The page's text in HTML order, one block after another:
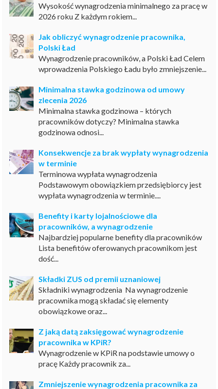
Wysokość wynagrodzenia minimalnego za pracę w
2026 roku Z każdym rokiem...
Jak obliczyć wynagrodzenie pracownika,
Polski Ład
Wynagrodzenie pracowników, a Polski Ład Celem
wprowadzenia Polskiego Ładu było zmniejszenie...
Minimalna stawka godzinowa od umowy
zlecenia 2026
Minimalna stawka godzinowa – których
pracowników dotyczy? Minimalna stawka
godzinowa odnosi...
Konsekwencje za brak wypłaty wynagrodzenia
w terminie
Terminowa wypłata wynagrodzenia
Podstawowym obowiązkiem przedsiębiorcy jest
wypłata wynagrodzenia w terminie....
Benefity i karty lojalnościowe dla
pracowników, a wynagrodzenie
Najbardziej popularne benefity dla pracowników
Lista benefitów oferowanych pracownikom jest
dość...
Składki ZUS od premii uznaniowej
Składniki wynagrodzenia Na wynagrodzenie
pracownika mogą składać się elementy
obowiązkowe oraz...
Z jaką datą zaksięgować wynagrodzenie
pracownika w KPiR?
Wynagrodzenie w KPiR na podstawie umowy o
pracę Każdy pracownik za...
Zmniejszenie wynagrodzenia pracownika za